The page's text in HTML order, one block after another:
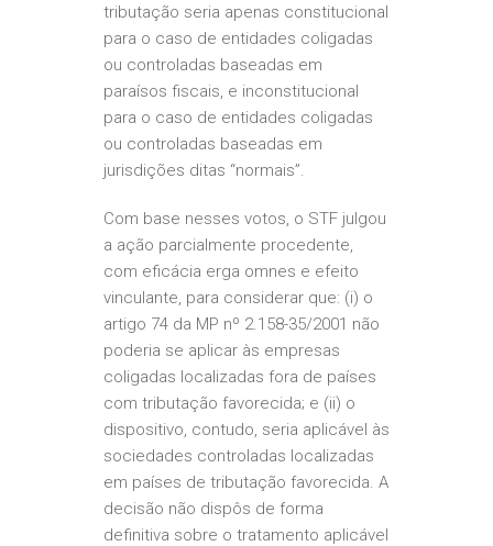
tributação seria apenas constitucional
para o caso de entidades coligadas
ou controladas baseadas em
paraísos fiscais, e inconstitucional
para o caso de entidades coligadas
ou controladas baseadas em
jurisdições ditas “normais”.
Com base nesses votos, o STF julgou
a ação parcialmente procedente,
com eficácia erga omnes e efeito
vinculante, para considerar que: (i) o
artigo 74 da MP nº 2.158-35/2001 não
poderia se aplicar às empresas
coligadas localizadas fora de países
com tributação favorecida; e (ii) o
dispositivo, contudo, seria aplicável às
sociedades controladas localizadas
em países de tributação favorecida. A
decisão não dispôs de forma
definitiva sobre o tratamento aplicável